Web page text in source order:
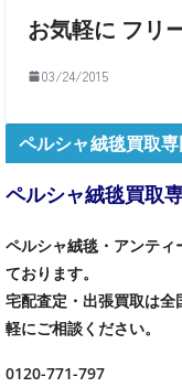
お気軽に フリ
03/24/2015
ペルシャ絨毯買取
ペルシャ絨毯買取
ペルシャ絨毯・アンテ
ております。
宅配査定・出張買取は
軽にご相談ください。
0120-771-797